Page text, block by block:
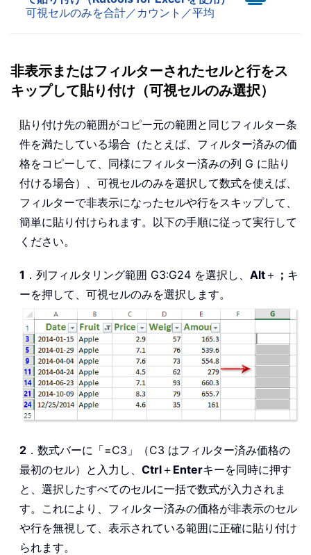
可視セルのみを合計／カウント／平均
非表示またはフィルターされたセルと行をス
キップして貼り付け（可視セルのみ選択）
貼り付け先の範囲がコピー元の範囲と同じフィルター条
件を満たしている場合（たとえば、フィルター済みの価
格をコピーして、同様にフィルター済みの列 G に貼り
付ける場合）、可視セルのみを選択して数式を使えば、
フィルターで非表示になったセルや行をスキップして、
簡単に貼り付けられます。以下の手順に従って実行して
ください。
1 ．列フィルタリング範囲 G3:G24 を選択し、 Alt＋ ； キ
ーを押して、可視セルのみを選択します。
2 ．数式バーに「=C3」（C3 はフィルター済み価格の
最初のセル）と入力し、 Ctrl＋ Enterキーを同時に押す
と、選択したすべてのセルに一括で数式が入力されま
す。これにより、フィルター済みの価格が非表示のセル
や行を無視して、表示されている範囲に正確に貼り付け
られます。